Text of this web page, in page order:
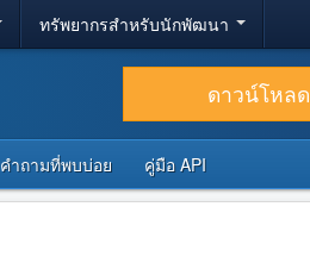
ทรัพยากรสำหรับนักพัฒนา
ดาวน์โหลด
คำถามที่พบบ่อย คู่มือ API